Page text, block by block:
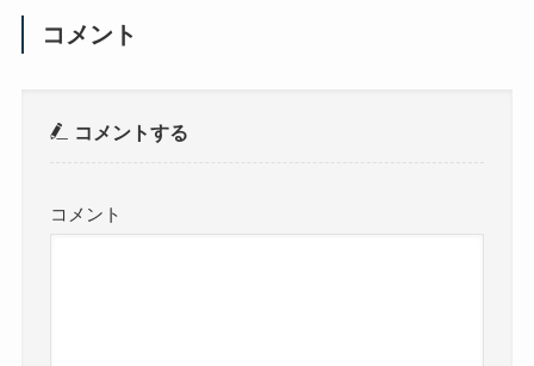
コメント
コメントする
コメント